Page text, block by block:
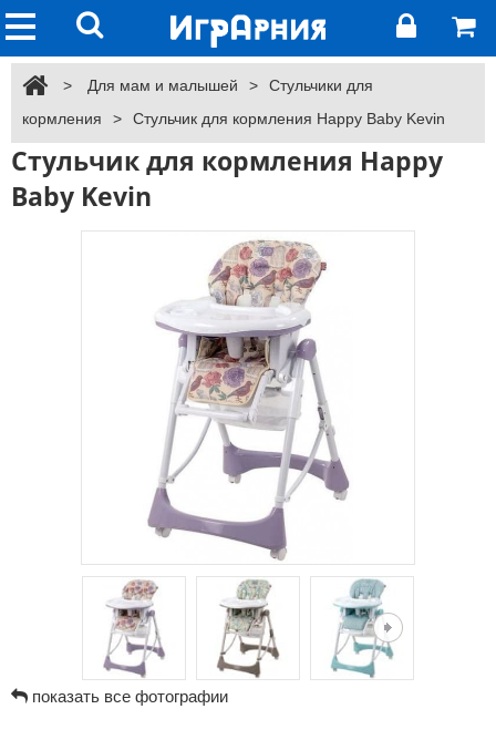
> Для мам и малышей >
Стульчики для
кормления
> Стульчик для кормления Happy Baby Kevin
Стульчик для кормления Happy
Baby Kevin
показать все фотографии